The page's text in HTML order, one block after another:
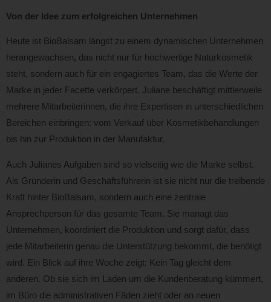
Von der Idee zum erfolgreichen Unternehmen
Heute ist BioBalsam längst zu einem dynamischen Unternehmen
herangewachsen, das nicht nur für hochwertige Naturkosmetik
steht, sondern auch für ein engagiertes Team, das die Werte der
Marke in jeder Facette verkörpert. Juliane beschäftigt mittlerweile
mehrere Mitarbeiterinnen, die i hre Expertisen in unterschiedlichen
Bereichen einbringen: vom Verkauf über Kosmetikbehandlungen
bis hin zur Produktion in der Manufaktur.
Auch Julianes Aufgaben sind so vielseitig wie die Marke selbst.
Als Gründerin und Geschäftsführerin ist sie nicht nur die treibende
Kraft hinter BioBalsam, sondern auch eine zentrale
Ansprechperson für das gesamte Team. Sie managt das
Unternehmen, koordiniert die Produktion und sorgt dafür, dass
jede Mitarbeiterin genau die Unterstützung bekommt, die benötigt
wird. Ein Blick auf ihre Woche zeigt: Kein Tag gleicht dem
anderen. Ob sie sich im Laden um die Kundenberatung kümmert,
im Büro die administrativen Fäden zieht oder an neuen